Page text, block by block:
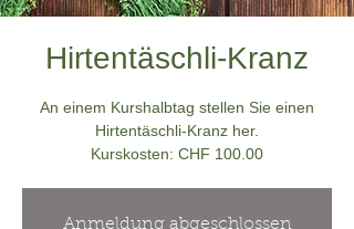
Hirtentäschli-Kranz
An einem Kurshalbtag stellen Sie einen
Hirtentäschli-Kranz her.
Kurskosten: CHF 100.00
Anmeldung abgeschlossen